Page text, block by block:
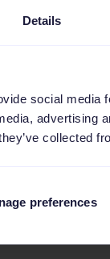
Details
social media
advertising
collected
preferences